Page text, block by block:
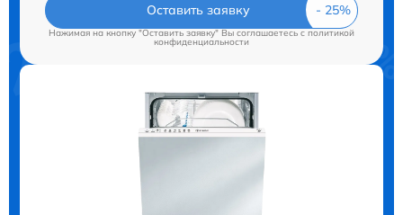
Оставить заявку
Нажимая на кнопку "Оставить заявку" Вы соглашаетесь cполитикой
конфиденциальности